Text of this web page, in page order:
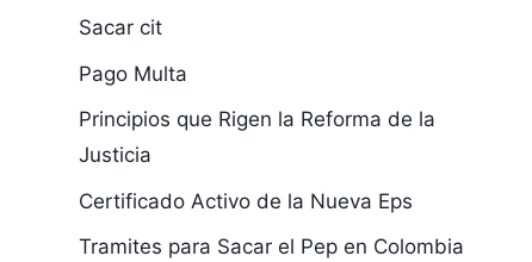
Sacar cit
Pago Multa
Principios que Rigen la Reforma de la
Justicia
Certificado Activo de la Nueva Eps
Tramites para Sacar el Pep en Colombia